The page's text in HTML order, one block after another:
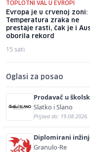
TOPLOTNI VAL U EVROPI
Evropa je u crvenoj zoni:
Temperatura zraka ne
prestaje rasti, čak je i
oborila rekord
15 sati
Oglasi za posao
Prodavač u
Slatko i Slano
Prijava do: 19.08.2026.
Diplomirani
sigurnosti i
Granulo-Re